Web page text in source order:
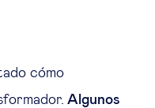
cómo
Algunos